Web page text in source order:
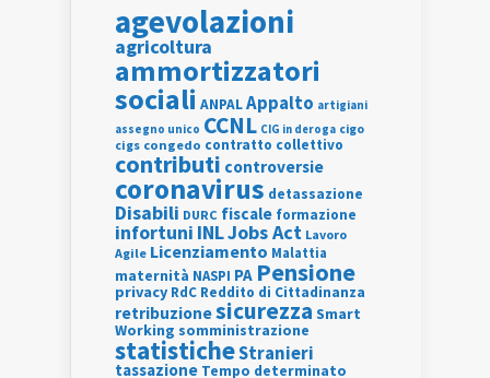
agevolazioni
agricoltura
ammortizzatori
sociali ANPALAppalto artigiani
assegno unico CCNL CIG in deroga cigo
cigs congedo contratto collettivo
contributi controversie
coronavirus detassazione
Disabili DURC fiscale formazione
infortuni INLJobs Act Lavoro
Agile Licenziamento Malattia
maternità NASPI PA Pensione
privacy RdC Reddito di Cittadinanza
retribuzionesicurezza Smart
Working somministrazione
statisticheStranieri
tassazione Tempo determinato